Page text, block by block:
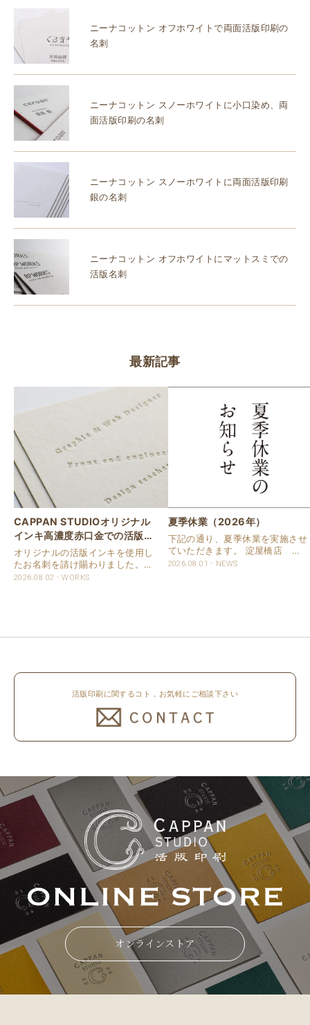
ニーナコットン オフホワイトで両面活版印刷の
名刺
ニーナコットン スノーホワイトに小口染め、両
面活版印刷の名刺
ニーナコットン スノーホワイトに両面活版印刷
銀の名刺
ニーナコットン オフホワイトにマットスミでの
活版名刺
最新記事
CAPPAN STUDIOオリジナル
インキ高濃度赤口金での活版名
刺
オリジナルの活版インキを使用し
たお名刺を請け賜わりました。
用紙は新バフン紙Nのきぬを使用
2026.08.02 WORKS
夏季休業（2026年）
下記の通り、夏季休業を実施させ
ていただきます。 淀屋橋店 通
常営業いたします。 奈良店 8月
2026.08.01 NEWS
活版印刷に関するコト，お気軽にご相談下さい
オンラインストア